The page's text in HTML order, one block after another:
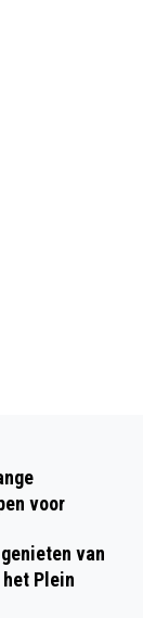
GEVEN
voor
van
Plein